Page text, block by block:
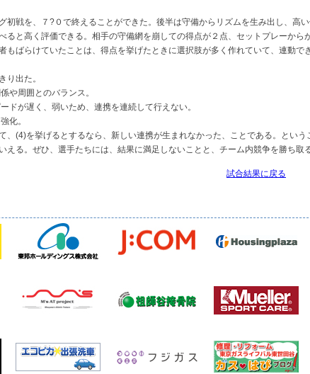
初戦を、７?０で終えることができた。後半は守備からリズムを生み出し、高
ると高く評価できる。相手の守備網を崩しての得点が２点、セットプレーか
もばらけていたことは、得点を挙げたときに選択肢が多く作れていて、連動で
り出た。
や周囲とのバランス。
ドが遅く、弱いため、連携を連続して行えない。
化。
、(4)を挙げるとするなら、新しい連携が生まれなかった、ことである。とい
える。ぜひ、選手たちには、結果に満足しないことと、チーム内競争を勝ち取
試合結果に戻る